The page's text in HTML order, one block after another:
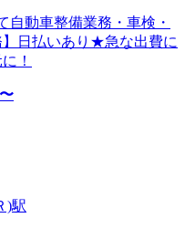
自動車整備業務・車検・
日払いあり★急な出費に
！
)駅